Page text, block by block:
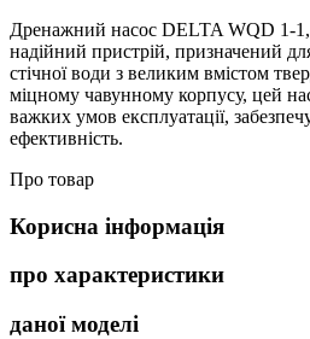
Дренажний насос DELTA WQD 1-
надійний пристрій, призначений
стічної води з великим вмістом
міцному чавунному корпусу, цей
важких умов експлуатації,
ефективність.
Про товар
Корисна інформація
про характеристики
даної моделі